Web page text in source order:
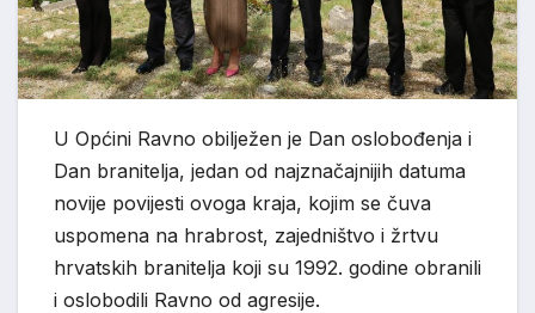
U Općini Ravno obilježen je Dan oslobođenja i
Dan branitelja, jedan od najznačajnijih datuma
novije povijesti ovoga kraja, kojim se čuva
uspomena na hrabrost, zajedništvo i žrtvu
hrvatskih branitelja koji su 1992. godine obranili
i oslobodili Ravno od agresije.